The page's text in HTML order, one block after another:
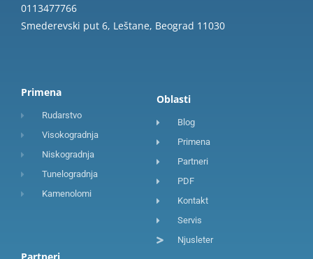
0113477766
Smederevski put 6, Leštane, Beograd 11030
Primena
Rudarstvo
Visokogradnja
Niskogradnja
Tunelogradnja
Kamenolomi
Oblasti
Blog
Primena
Partneri
PDF
Kontakt
Servis
Njusleter